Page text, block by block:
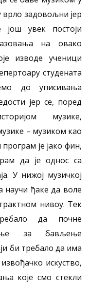
врло задовољни јер
још увек постоји
на овако
изводе ученици
студената
до уписивања
јер се, поред
музике,
– музиком као
је јако фин,
да је однос са
У нижој музичкој
ђаке да воле
нивоу. Тек
да почне
за бављење
би требало да има
искуство,
које смо стекли